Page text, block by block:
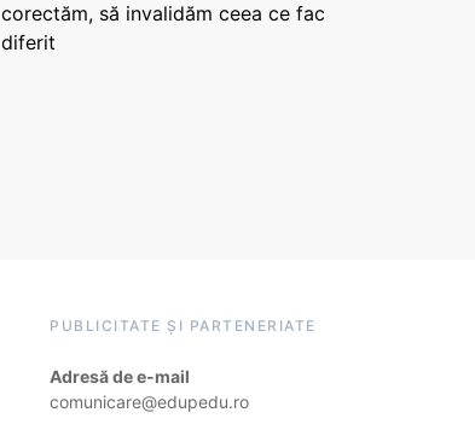
corectăm, să invalidăm ceea ce fac
diferit
PUBLICITATE ȘI PARTENERIATE
Adresă de e-mail
comunicare@edupedu.ro